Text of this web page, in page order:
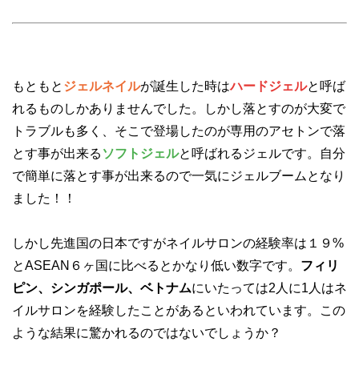
もともと ジェルネイルが誕生した時はハードジェルと呼ば
れるものしかありませんでした。しかし落とすのが大変で
トラブルも多く、そこで登場したのが専用のアセトンで落
とす事が出来る ソフトジェルと呼ばれるジェルです。自分
で簡単に落とす事が出来るので一気にジェルブームとなり
ました！！
しかし先進国の日本ですがネイルサロンの経験率は１９%
とASEAN６ヶ国に比べるとかなり低い数字です。 フィリ
ピン、シンガポール、ベトナムにいたっては2人に1人はネ
イルサロンを経験したことがあるといわれています。この
ような結果に驚かれるのではないでしょうか？